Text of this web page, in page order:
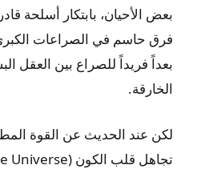
بعض الأحيان، بابتكار أسلحة
فرق حاسم في الصراعات
بعداً فريداً للصراع بين العقل
الخارقة.
لكن عند الحديث عن القوة